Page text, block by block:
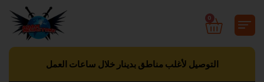
content
0
CART
التوصيل لأغلب مناطق بدينار خلال ساعات العمل